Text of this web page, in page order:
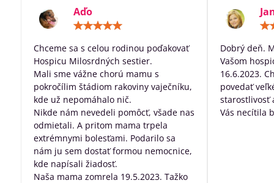
Aďo
/
5
Chceme sa s celou rodinou poďakovať
Hospicu Milosrdných sestier.
Mali sme vážne chorú mamu s
pokročílim štádiom rakoviny vaječníku,
kde už nepomáhalo nič.
Nikde nám nevedeli pomôcť, všade nas
odmietali. A pritom mama trpela
extrémnymi bolesťami. Podarilo sa
nám ju sem dostať formou nemocnice,
kde napísali žiadosť.
Naša mama zomrela 19.5.2023. Tažko
Dobrý deň.
Vašom
16.6.2023.
povedať
starostlivosť
Vás necítila